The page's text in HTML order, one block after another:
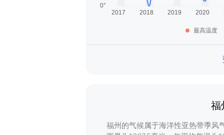
最高温度
福
福州的气候属于海洋性亚热带季风